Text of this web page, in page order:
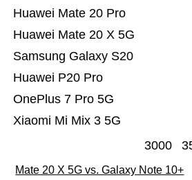
Xiaomi Mi Mix 3 5G
OnePlus 7 Pro 5G
Huawei P20 Pro
Samsung Galaxy S20
Huawei Mate 20 X 5G
Huawei Mate 20 Pro
3000
Mate 20 X 5G vs. Galaxy Note 10+